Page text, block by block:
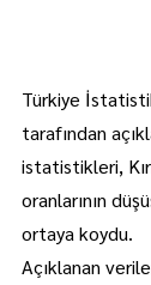
Türkiye
tarafından
istatistikleri,
oranlarının
ortaya koydu.
Açıklanan